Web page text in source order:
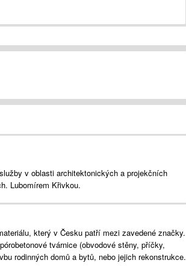
v oblasti architektonických a projekčních
Lubomírem Křivkou.
který v Česku patří mezi zavedené značky.
tvárnice (obvodové stěny, příčky,
rodinných domů a bytů, nebo jejich rekonstrukce.